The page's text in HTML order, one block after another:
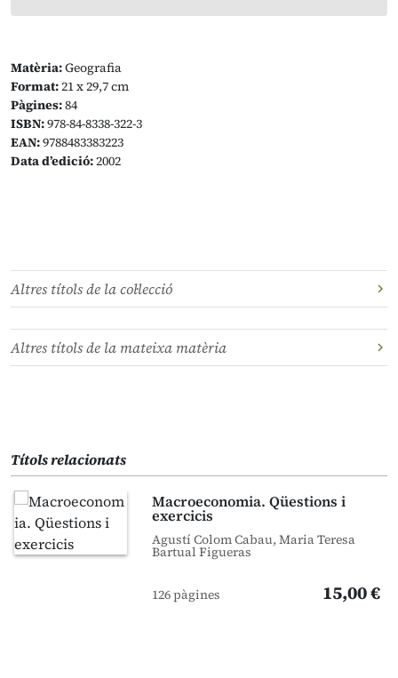
Matèria:Geografia
Format:21 x 29,7 cm
Pàgines:84
ISBN:978-84-8338-322-3
EAN:9788483383223
Data d’edició:2002
Altres títols de la col·lecció
Altres títols de la mateixa matèria
Títols relacionats
Macroeconomia. Qüestions i
exercicis
Agustí Colom Cabau, Maria Teresa
Bartual Figueras
126 pàgines 15,00 €